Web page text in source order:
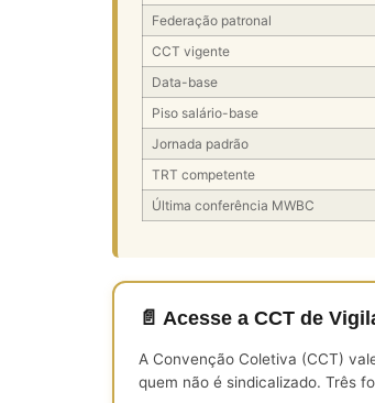
Federação patronal
CCT vigente
Data-base
Piso salário-base
Jornada padrão
TRT competente
Última conferência MWBC
📄 Acesse a CCT de
A Convenção Coletiva (CCT)
quem não é sindicalizado. Três